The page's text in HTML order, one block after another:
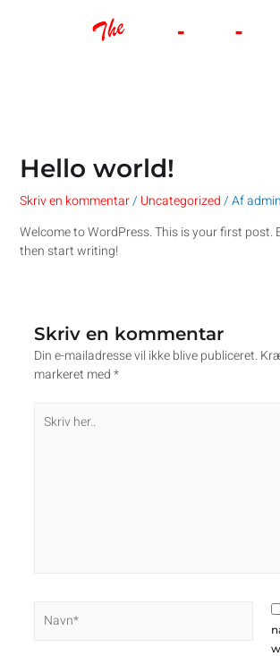
Hello world!
Skriv en kommentar/ Uncategorized/ Afadmin
Welcome to WordPress. This is your first post.
then start writing!
Skriv en kommentar
Din e-mailadresse vil ikke blive publiceret.
markeret med*
her..